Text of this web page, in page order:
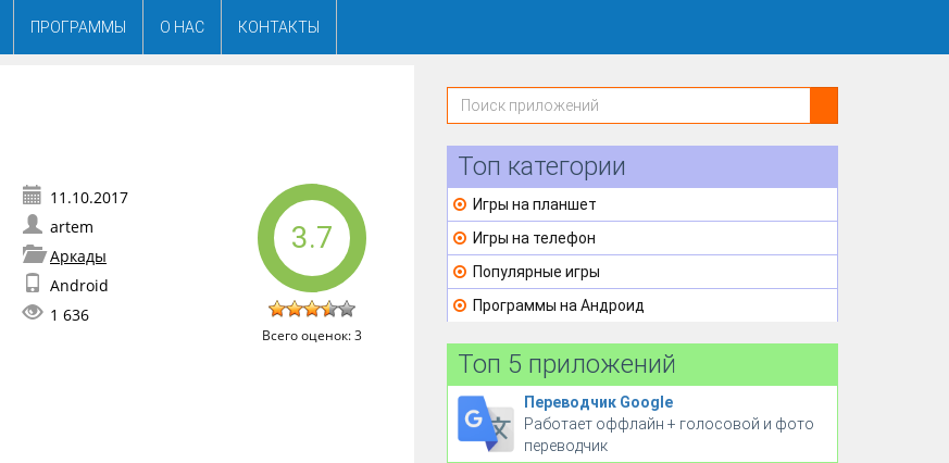
ПРОГРАММЫ О НАС КОНТАКТЫ
artem
Аркады
Android
1 636
3.7
Всего оценок:3
Топ категории
Игры на планшет
Игры на телефон
Популярные игры
Программы на Андроид
Топ 5 приложений
Переводчик Google
Работает оффлайн + голосовой и фото
переводчик